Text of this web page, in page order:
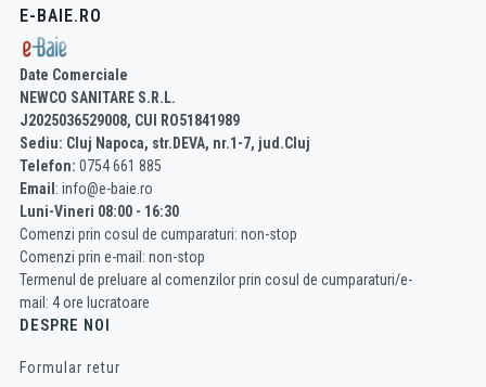
E-BAIE.RO
Date Comerciale
NEWCO SANITARE S.R.L.
J2025036529008, CUI RO51841989
Sediu: Cluj Napoca, str.DEVA, nr.1-7, jud.Cluj
Telefon: 0754 661 885
Email : info@e-baie.ro
Luni-Vineri 08:00 - 16:30
Comenzi prin cosul de cumparaturi: non-stop
Comenzi prin e-mail: non-stop
Termenul de preluare al comenzilor prin cosul de cumparaturi/e-
mail: 4 ore lucratoare
DESPRE NOI
Formular retur